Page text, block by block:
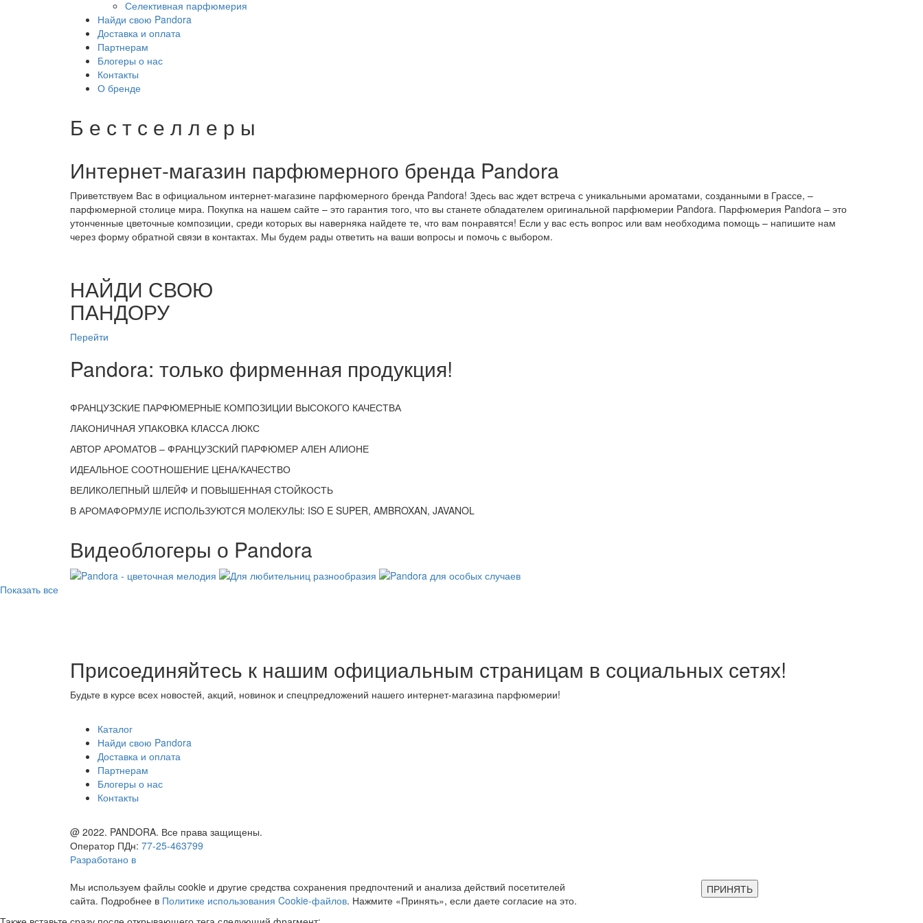
Селективная парфюмерия
Найди свою Pandora
Доставка и оплата
Партнерам
Блогеры о нас
Контакты
О бренде
Б е с т с е л л е р ы
Интернет-магазин парфюмерного бренда Pandora
Приветствуем Вас в официальном интернет-магазине парфюмерного бренда Pandora! Здесь вас ждет встреча с уникальными ароматами, созданными в Грассе, –
парфюмерной столице мира. Покупка на нашем сайте – это гарантия того, что вы станете обладателем оригинальной парфюмерии Pandora. Парфюмерия Pandora – это
утонченные цветочные композиции, среди которых вы наверняка найдете те, что вам понравятся! Если у вас есть вопрос или вам необходима помощь – напишите нам
через форму обратной связи в контактах. Мы будем рады ответить на ваши вопросы и помочь с выбором.
НАЙДИ СВОЮ
ПАНДОРУ
Перейти
Pandora: только фирменная продукция!
ФРАНЦУЗСКИЕ ПАРФЮМЕРНЫЕ КОМПОЗИЦИИ ВЫСОКОГО КАЧЕСТВА
ЛАКОНИЧНАЯ УПАКОВКА КЛАССА ЛЮКС
АВТОР АРОМАТОВ – ФРАНЦУЗСКИЙ ПАРФЮМЕР АЛЕН АЛИОНЕ
ИДЕАЛЬНОЕ СООТНОШЕНИЕ ЦЕНА/КАЧЕСТВО
ВЕЛИКОЛЕПНЫЙ ШЛЕЙФ И ПОВЫШЕННАЯ СТОЙКОСТЬ
В АРОМАФОРМУЛЕ ИСПОЛЬЗУЮТСЯ МОЛЕКУЛЫ: ISO E SUPER, AMBROXAN, JAVANOL
Видеоблогеры о Pandora
Показать все
Присоединяйтесь к нашим официальным страницам в социальных сетях!
Будьте в курсе всех новостей, акций, новинок и спецпредложений нашего интернет-магазина парфюмерии!
Каталог
Найди свою Pandora
Доставка и оплата
Партнерам
Блогеры о нас
Контакты
@ 2022. PANDORA. Все права защищены.
Оператор ПДн: 77-25-463799
Разработано в
Мы используем файлы cookie и другие средства сохранения предпочтений и анализа действий посетителей
сайта. Подробнее в Политике использования Cookie-файлов. Нажмите «Принять», если даете согласие на это.
ПРИНЯТЬ